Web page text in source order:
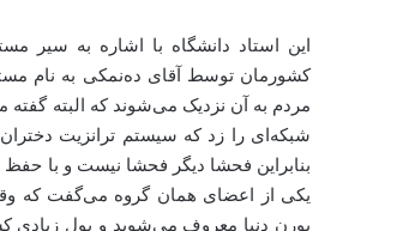
این استاد دانشگاه با اشاره به سیر
کشورمان توسط آقای ده‌نمکی به نام
شبکه‌ای را زد که سیستم ترانزیت دختران
بنابراین فحشا دیگر فحشا نیست و با
پورن دنیا معروف می‌شوید و پول زیادی